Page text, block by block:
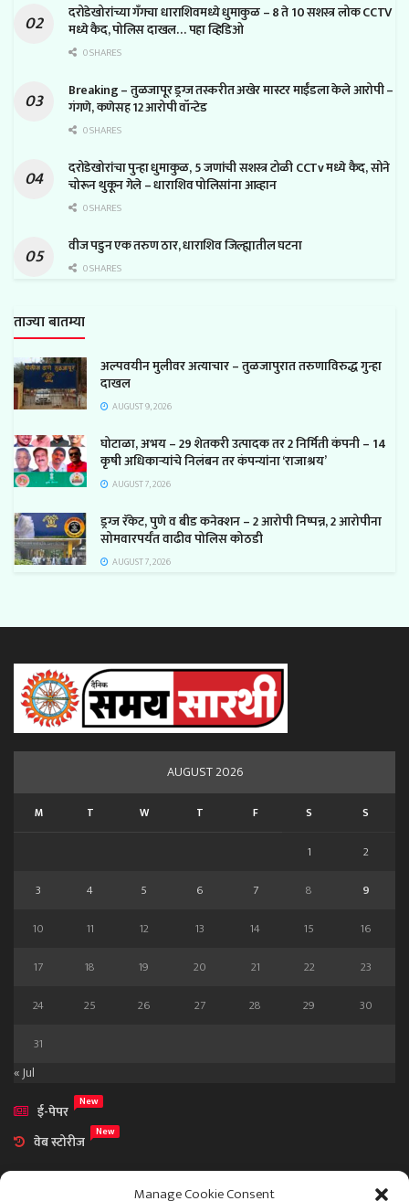
Manage Cookie Consent
दरोडेखोरांच्या गँगचा धाराशिवमध्ये धुमाकुळ – 8 ते 10 सशस्त्र लोक CCTV
मध्ये कैद, पोलिस दाखल… पहा व्हिडिओ
0 SHARES
Breaking – तुळजापूर ड्रग्ज तस्करीत अखेर मास्टर माईंडला केले आरोपी –
गंगणे, कणेसह 12 आरोपी वॉन्टेड
0 SHARES
दरोडेखोरांचा पुन्हा धुमाकुळ, 5 जणांची सशस्त्र टोळी CCTv मध्ये कैद, सोने
चोरून थुकून गेले – धाराशिव पोलिसांना आव्हान
0 SHARES
वीज पडुन एक तरुण ठार, धाराशिव जिल्ह्यातील घटना
0 SHARES
ताज्या बातम्या
अल्पवयीन मुलीवर अत्याचार – तुळजापुरात तरुणाविरुद्ध गुन्हा
दाखल
AUGUST 9, 2026
घोटाळा, अभय – 29 शेतकरी उत्पादक तर 2 निर्मिती कंपनी – 14
कृषी अधिकाऱ्यांचे निलंबन तर कंपन्यांना ‘राजाश्रय’
AUGUST 7, 2026
ड्रग्ज रॅकेट, पुणे व बीड कनेक्शन – 2 आरोपी निष्पन्न, 2 आरोपीना
सोमवारपर्यंत वाढीव पोलिस कोठडी
AUGUST 7, 2026
AUGUST 2026
M T W T F S S
1
2
3
4 5 6 7 8
9
10
11 12 13 14 15
16
17
18 19 20 21 22
23
24
25 26 27 28 29
30
31
« Jul
ई-पेपर
New
वेब स्टोरीज New